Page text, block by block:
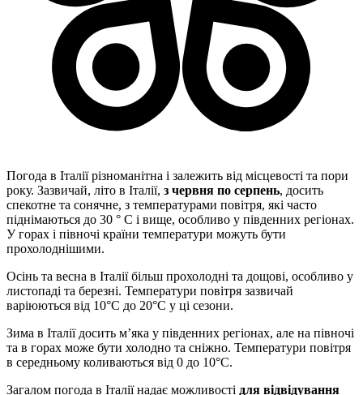
Погода в Італії різноманітна і залежить від місцевості та пори
року. Зазвичай, літо в Італії, з червня по серпень, досить
спекотне та сонячне, з температурами повітря, які часто
піднімаються до 30 ° C і вище, особливо у південних регіонах.
У горах і півночі країни температури можуть бути
прохолоднішими.
Осінь та весна в Італії більш прохолодні та дощові, особливо у
листопаді та березні. Температури повітря зазвичай
варіюються від 10°C до 20°C у ці сезони.
Зима в Італії досить м’яка у південних регіонах, але на півночі
та в горах може бути холодно та сніжно. Температури повітря
в середньому коливаються від 0 до 10°C.
Загалом погода в Італії надає можливості для відвідування